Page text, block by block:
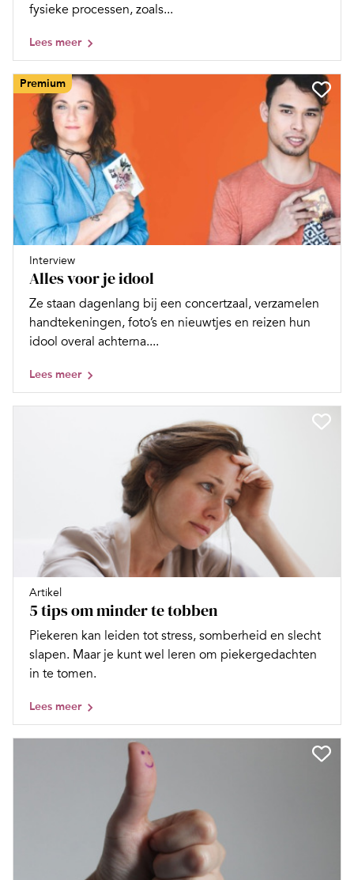
fysieke processen, zoals...
Lees meer
Premium
Interview
Alles voor je idool
Ze staan dagenlang bij een concertzaal, verzamelen
handtekeningen, foto’s en nieuwtjes en reizen hun
idool overal achterna....
Lees meer
Artikel
5 tips om minder te tobben
Piekeren kan leiden tot stress, somberheid en slecht
slapen. Maar je kunt wel leren om piekergedachten
in te tomen.
Lees meer